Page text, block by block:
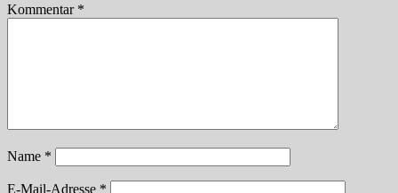
Kommentar *
Name *
E-Mail-Adresse *